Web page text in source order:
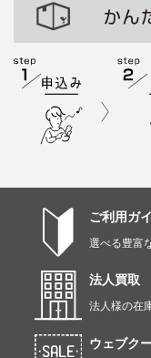
ご利用ガ
選べる豊富
法人買取
法人様の在
ウェブク